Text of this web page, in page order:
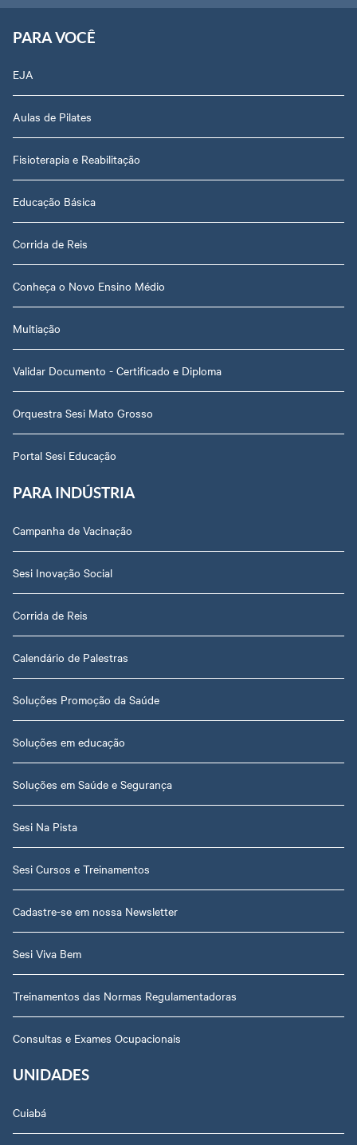
PARA VOCÊ
EJA
Aulas de Pilates
Fisioterapia e Reabilitação
Educação Básica
Corrida de Reis
Conheça o Novo Ensino Médio
Multiação
Validar Documento - Certificado e Diploma
Orquestra Sesi Mato Grosso
Portal Sesi Educação
PARA INDÚSTRIA
Campanha de Vacinação
Sesi Inovação Social
Corrida de Reis
Calendário de Palestras
Soluções Promoção da Saúde
Soluções em educação
Soluções em Saúde e Segurança
Sesi Na Pista
Sesi Cursos e Treinamentos
Cadastre-se em nossa Newsletter
Sesi Viva Bem
Treinamentos das Normas Regulamentadoras
Consultas e Exames Ocupacionais
UNIDADES
Cuiabá